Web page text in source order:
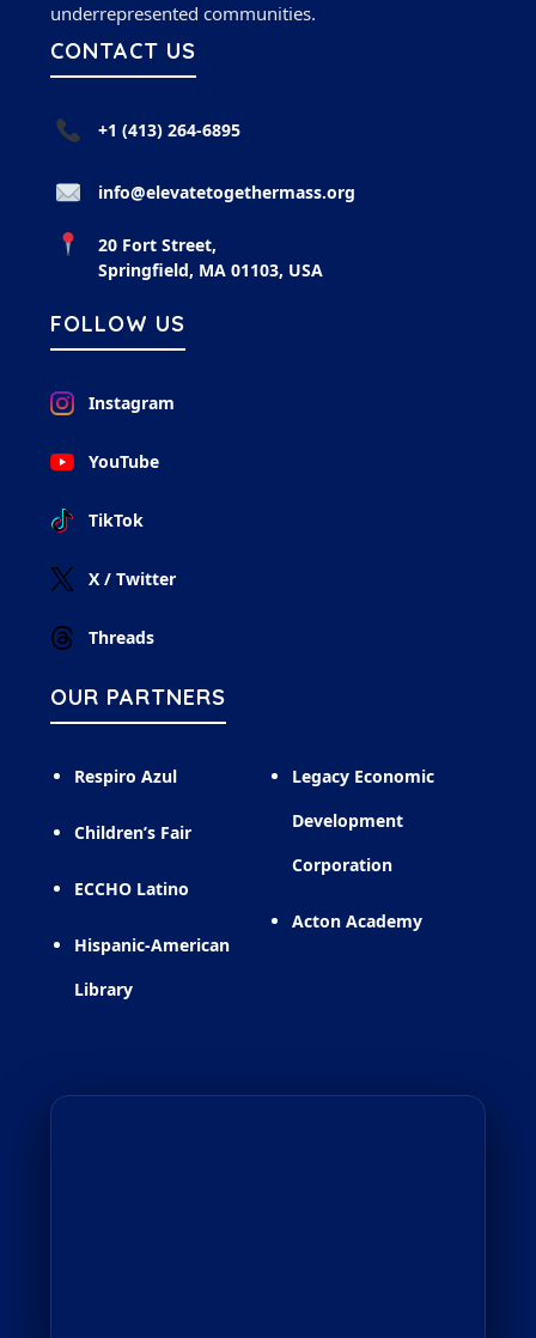
underrepresented communities.
CONTACT US
+1 (413) 264-6895
info@elevatetogethermass.org
20 Fort Street,
Springfield, MA 01103, USA
FOLLOW US
Instagram
YouTube
TikTok
X / Twitter
Threads
OUR PARTNERS
Respiro Azul
Children’s Fair
ECCHO Latino
Hispanic-American
Library
Legacy Economic
Development
Corporation
Acton Academy